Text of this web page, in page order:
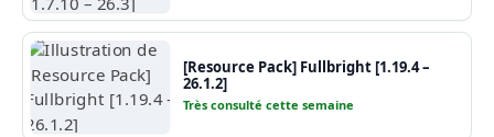
[Resource Pack] Fullbright [1.19.4 –
26.1.2]
Très consulté cette semaine